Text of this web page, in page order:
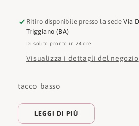
Ritiro disponibile presso la sedeVia
Triggiano (BA)
Di solito pronto in 24 ore
Visualizza i dettagli del negozio
tacco basso
LEGGI DI PIÙ